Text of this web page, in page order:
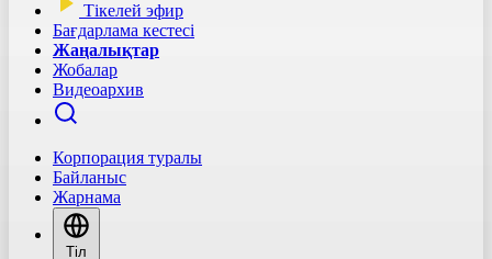
Тікелей эфир
Бағдарлама кестесі
Жаңалықтар
Жобалар
Видеоархив
Корпорация туралы
Байланыс
Жарнама
Тіл